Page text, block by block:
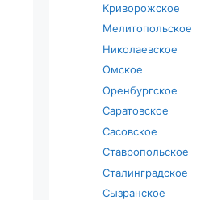
Криворожское
Мелитопольское
Николаевское
Омское
Оренбургское
Саратовское
Сасовское
Ставропольское
Сталинградское
Сызранское